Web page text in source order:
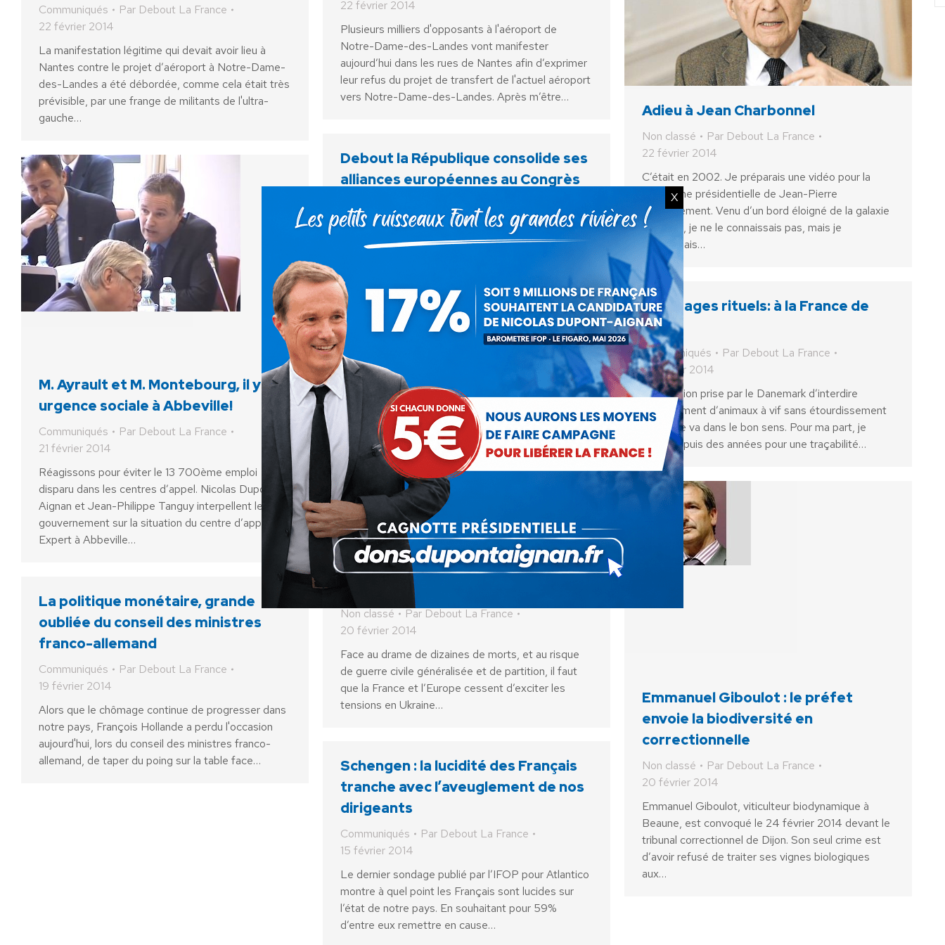
Communiqués Par Debout La France
22 février 2014
La manifestation légitime qui devait avoir lieu à
Nantes contre le projet d’aéroport à Notre-Dame-
des-Landes a été débordée, comme cela était très
prévisible, par une frange de militants de l'ultra-
gauche…
22 février 2014
Plusieurs milliers d'opposants à l'aéroport de
Notre-Dame-des-Landes vont manifester
aujourd’hui dans les rues de Nantes afin d’exprimer
leur refus du projet de transfert de l'actuel aéroport
vers Notre-Dame-des-Landes. Après m’être…
Adieu à Jean Charbonnel
Non classé Par Debout La France
22 février 2014
C’était en 2002. Je préparais une vidéo pour la
campagne présidentielle de Jean-Pierre
Chevènement. Venu d’un bord éloigné de la galaxie
politique, je ne le connaissais pas, mais je
connaissais…
Debout la République consolide ses
alliances européennes au Congrès
Communiqués ParDebout La France
22 février 2014
Jean-Philippe Tanguy, tête de liste Debout la
République aux élections européennes dans le
Nord-Ouest, et Nicolas Calbrix, Président de
Debout les Jeunes, participent le vendredi 21 et
samedi 22 Février,…
M. Ayrault et M. Montebourg, il y a
urgence sociale à Abbeville!
Communiqués Par Debout La France
21 février 2014
Réagissons pour éviter le 13 700ème emploi
disparu dans les centres d’appel. Nicolas Dupont-
Aignan et Jean-Philippe Tanguy interpellent le
gouvernement sur la situation du centre d’appel Call
Expert à Abbeville…
Abattages rituels: à la France de
jouer
Communiqués Par Debout La France
21 février 2014
La décision prise par le Danemark d’interdire
l’égorgement d’animaux à vif sans étourdissement
préalable va dans le bon sens. Pour ma part, je
milite depuis des années pour une traçabilité…
Ukraine, le terrible engrenage
Non classé ParDebout La France
20 février 2014
Face au drame de dizaines de morts, et au risque
de guerre civile généralisée et de partition, il faut
que la France et l’Europe cessent d’exciter les
tensions en Ukraine…
Emmanuel Giboulot : le préfet
envoie la biodiversité en
correctionnelle
Non classé Par Debout La France
20 février 2014
Emmanuel Giboulot, viticulteur biodynamique à
Beaune, est convoqué le 24 février 2014 devant le
tribunal correctionnel de Dijon. Son seul crime est
d’avoir refusé de traiter ses vignes biologiques
aux…
La politique monétaire, grande
oubliée du conseil des ministres
franco-allemand
Communiqués Par Debout La France
19 février 2014
Alors que le chômage continue de progresser dans
notre pays, François Hollande a perdu l'occasion
aujourd'hui, lors du conseil des ministres franco-
allemand, de taper du poing sur la table face…
Schengen : la lucidité des Français
tranche avec l’aveuglement de nos
dirigeants
Communiqués Par Debout La France
15 février 2014
Le dernier sondage publié par l’IFOP pour Atlantico
montre à quel point les Français sont lucides sur
l’état de notre pays. En souhaitant pour 59%
d’entre eux remettre en cause…
X